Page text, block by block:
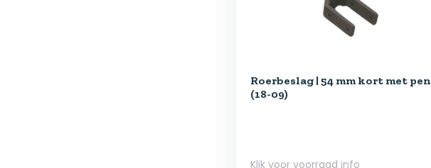
Roerbeslag | 54 mm kort met pen
(18-09)
Klik voor voorraad info